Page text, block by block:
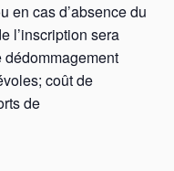
en cas d’absence du
l’inscription sera
coût de
de